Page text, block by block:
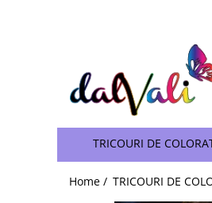
TRICOURI DE COLORAT SI ACCESORII
TRICOURI COPII
TRICOURI DE
Home / TRICOURI DE